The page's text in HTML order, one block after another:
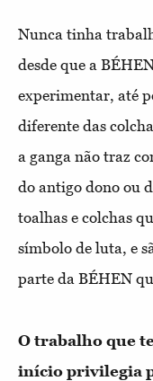
Nunca tinha
desde que a
experimentar, até
diferente das
a ganga não traz
do antigo dono ou
toalhas e colchas
símbolo de luta, e
parte da BÉHEN
O trabalho que
início privilegia